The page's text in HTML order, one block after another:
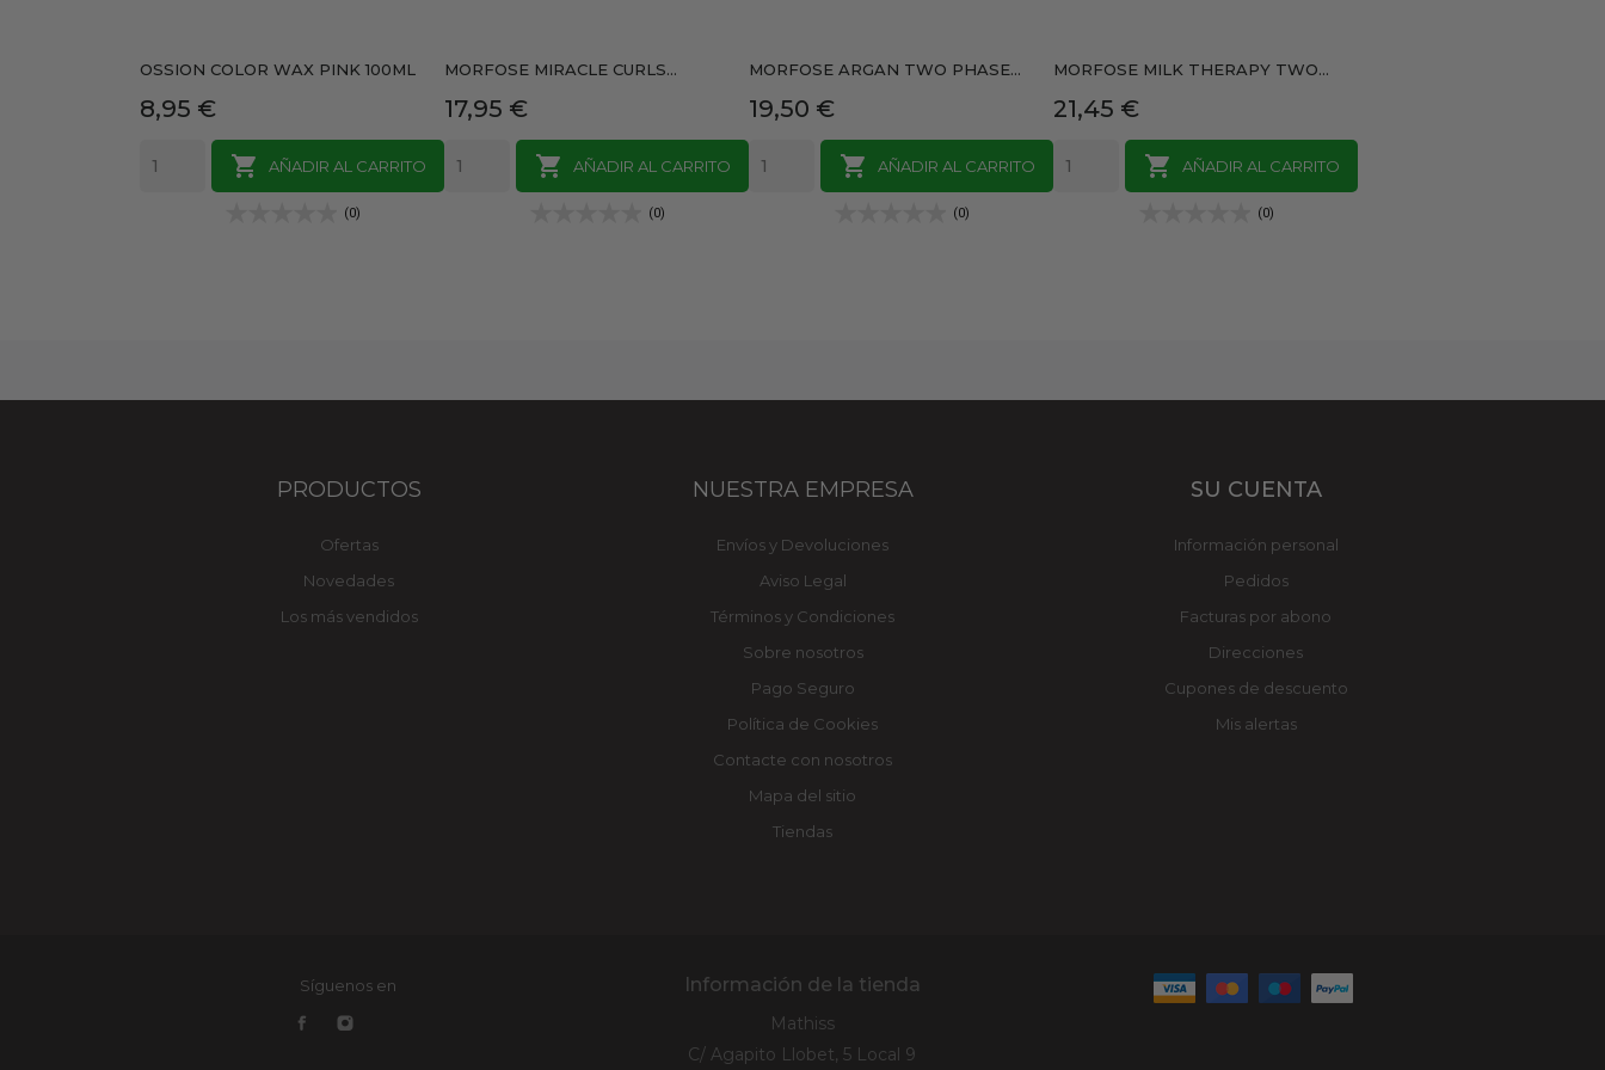
OSSION COLOR WAX PINK 100ML
Precio
8,95 €

AÑADIR AL CARRITO
(0)
MORFOSE MIRACLE CURLS...
Precio
17,95 €

AÑADIR AL CARRITO
(0)
MORFOSE ARGAN TWO PHASE...
Precio
19,50 €

AÑADIR AL CARRITO
(0)
MORFOSE MILK THERAPY TWO...
Precio
21,45 €

AÑADIR AL CARRITO
(0)
PRODUCTOS
Ofertas
Novedades
Los más vendidos
NUESTRA EMPRESA
Envíos y Devoluciones
Aviso Legal
Términos y Condiciones
Sobre nosotros
Pago Seguro
Política de Cookies
Contacte con nosotros
Mapa del sitio
Tiendas
SU CUENTA
Información personal
Pedidos
Facturas por abono
Direcciones
Cupones de descuento
Mis alertas
Síguenos en Información de la tienda
Mathiss
C/ Agapito Llobet, 5 Local 9